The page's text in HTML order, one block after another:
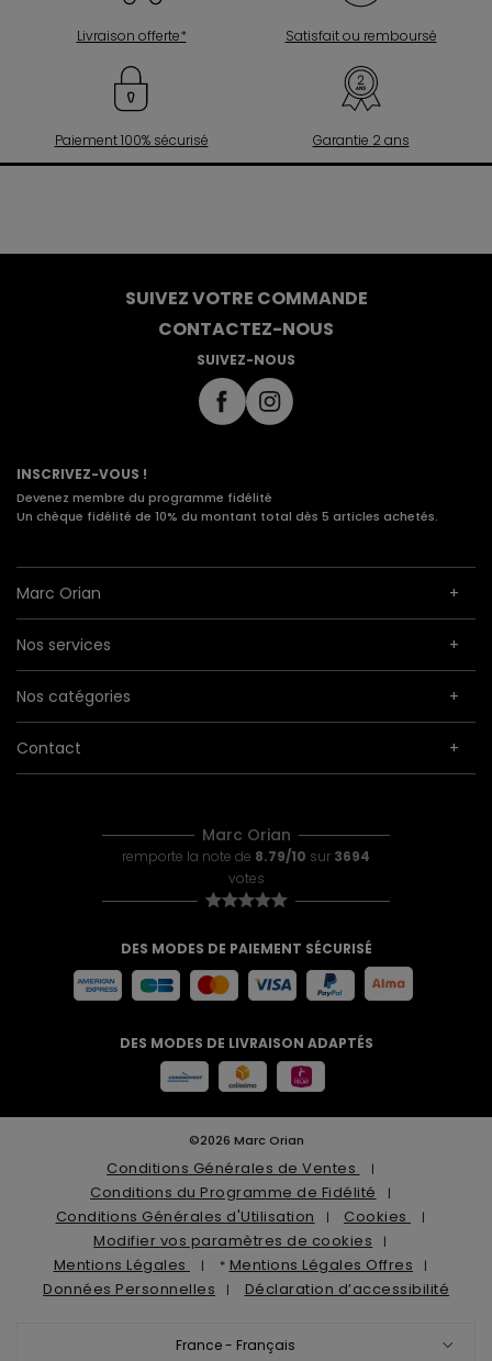
Livraison offerte* Satisfait ou remboursé
Paiement 100% sécurisé Garantie 2 ans
SUIVEZ VOTRE COMMANDE
CONTACTEZ-NOUS
SUIVEZ-NOUS
INSCRIVEZ-VOUS !
Devenez membre du programme fidélité
Un chèque fidélité de 10% du montant total dès 5 articles achetés.
Marc Orian
Nos services
Nos catégories
Contact
Marc Orian
remporte la note de 8.79/10 sur 3694
votes
DES MODES DE PAIEMENT SÉCURISÉ
DES MODES DE LIVRAISON ADAPTÉS
©2026 Marc Orian
Conditions Générales de Ventes
Conditions du Programme de Fidélité
Conditions Générales d'Utilisation
Cookies
Modifier vos paramètres de cookies
Mentions Légales
* Mentions Légales Offres
Données Personnelles
Déclaration d’accessibilité
France - Français